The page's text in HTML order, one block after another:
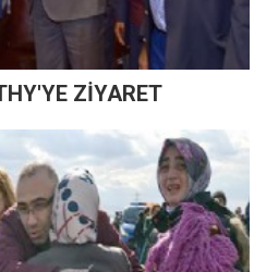
ZİYARET